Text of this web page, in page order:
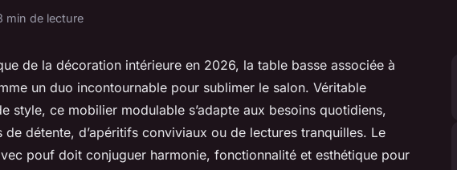
min de lecture
de la décoration intérieure en 2026, la table basse associée à
un duo incontournable pour sublimer le salon. Véritable
style, ce mobilier modulable s’adapte aux besoins quotidiens,
de détente, d’apéritifs conviviaux ou de lectures tranquilles. Le
pouf doit conjuguer harmonie, fonctionnalité et esthétique pour